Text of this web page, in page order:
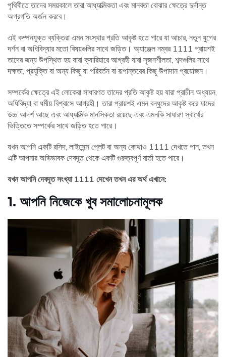
পৃথিবীতে তাদের সময়কালে তারা আধ্যাত্মিকতা এবং মানবতা বোঝার ক্ষেত্রে দুর্দান্ত
অগ্রগতি অর্জন করবে।
এই কম্পনযুক্ত ব্যক্তিরা এমন সংস্থার প্রতি আকৃষ্ট হতে পারে যা আচার, নতুন যুগের
দর্শন বা অধিবিদ্যার মতো বিষয়গুলির সাথে জড়িত। অ্যাঞ্জেল নম্বর 1111 প্রায়শই
তাদের জন্য উপস্থিত হয় যারা ক্যারিয়ারে আগ্রহী যারা সৃজনশীলতা, শব্দগুলির সাথে
দক্ষতা, প্রযুক্তি বা অন্য কিছু যা পরিবর্তন বা রূপান্তরের কিছু উপাদান প্রয়োজন।
সম্পর্কের ক্ষেত্রে এই লোকেরা সাধারণত তাদের প্রতি আকৃষ্ট হয় যারা প্রাচীন অধ্যয়ন,
অধিবিদ্যা বা ধর্মীয় বিশ্বাসে আগ্রহী। তারা প্রায়শই এমন বন্ধুদের আকৃষ্ট করে যাদের
উচ্চ আদর্শ আছে এবং আধ্যাত্মিক মানসিকতা রয়েছে এবং এমনকি সাধারণ স্বার্থের
ভিত্তিতে সম্পর্কের সাথে জড়িত হতে পারে।
যখন আপনি একটি রসিদ, লাইসেন্স প্লেট বা অন্য কোথাও 1111 দেখতে পান, তখন
এটি আপনার অভিভাবক দেবদূত থেকে একটি গুরুত্বপূর্ণ বার্তা হতে পারে।
যখন আপনি দেবদূত সংখ্যা 1111 দেখেন তখন এর অর্থ এখানে:
1. আপনি নিজেকে খুব সমালোচনামূলক